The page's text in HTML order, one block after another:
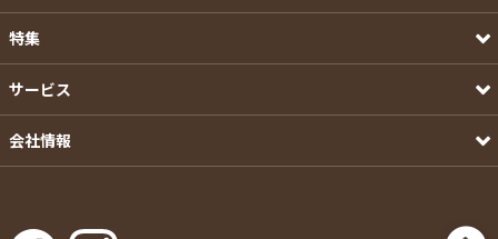
特集
サービス
会社情報